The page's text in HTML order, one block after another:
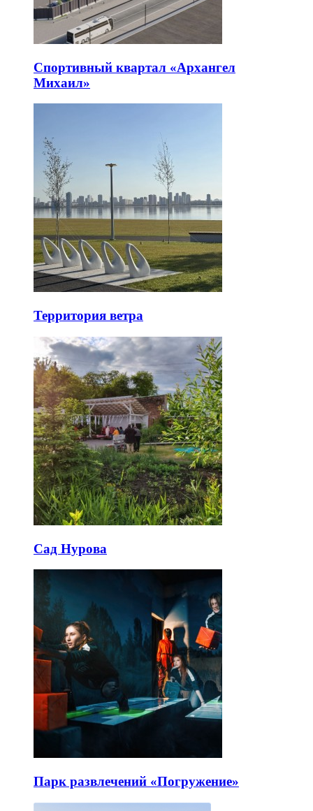
Спортивный квартал «Архангел
Михаил»
Территория ветра
Сад Нурова
Парк развлечений «Погружение»